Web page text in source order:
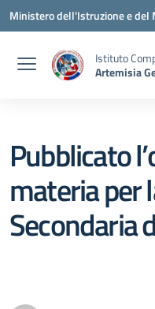
Vai ai contenuti
Vai al menu di navigazione
Vai al footer
Ministero dell'Istruzione e del
Istituto
Artemisia
Pubblicato
materia per
Secondaria